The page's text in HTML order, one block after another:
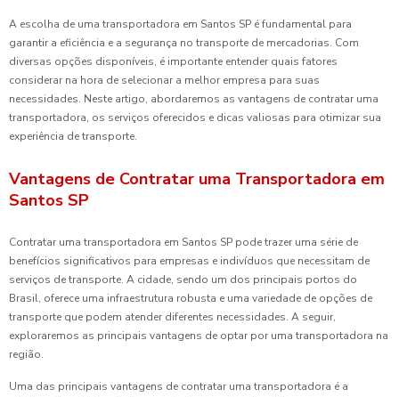
A escolha de uma transportadora em Santos SP é fundamental para
garantir a eficiência e a segurança no transporte de mercadorias. Com
diversas opções disponíveis, é importante entender quais fatores
considerar na hora de selecionar a melhor empresa para suas
necessidades. Neste artigo, abordaremos as vantagens de contratar uma
transportadora, os serviços oferecidos e dicas valiosas para otimizar sua
experiência de transporte.
Vantagens de Contratar uma Transportadora em
Santos SP
Contratar uma transportadora em Santos SP pode trazer uma série de
benefícios significativos para empresas e indivíduos que necessitam de
serviços de transporte. A cidade, sendo um dos principais portos do
Brasil, oferece uma infraestrutura robusta e uma variedade de opções de
transporte que podem atender diferentes necessidades. A seguir,
exploraremos as principais vantagens de optar por uma transportadora na
região.
Uma das principais vantagens de contratar uma transportadora é a